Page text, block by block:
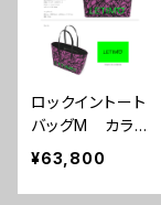
ロックイントート
バッグM カラ
ー/ブレインズピ
ンク ■配送ま
で約１か月
¥63,800